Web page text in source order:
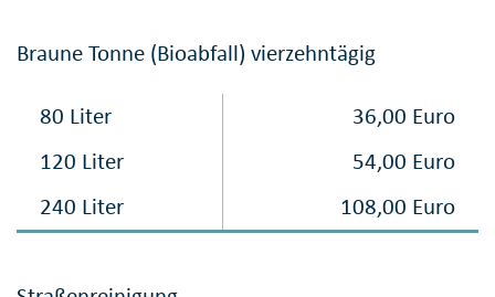
Braune Tonne (Bioabfall) vierzehntägig
80 Liter
36,00 Euro
120 Liter
54,00 Euro
240 Liter
108,00 Euro